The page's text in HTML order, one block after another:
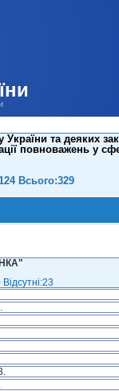
та деяких
повноважень у
Всього:329